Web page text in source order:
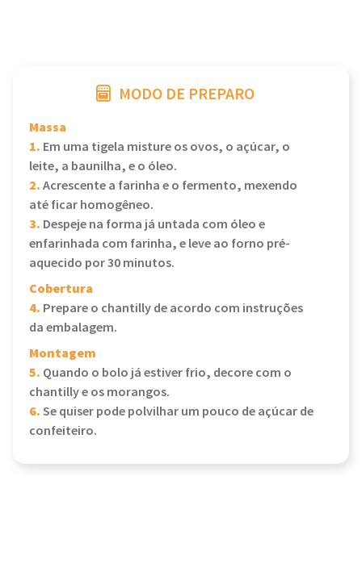
MODO DE PREPARO
Massa
1. Em uma tigela misture os ovos, o açúcar, o
leite, a baunilha, e o óleo.
2.Acrescente a farinha e o fermento, mexendo
até ficar homogêneo.
3. Despeje na forma já untada com óleo e
enfarinhada com farinha, e leve ao forno pré-
aquecido por 30 minutos.
Cobertura
4. Prepare o chantilly de acordo com instruções
da embalagem.
Montagem
5. Quando o bolo já estiver frio, decore com o
chantilly e os morangos.
6.Se quiser pode polvilhar um pouco de açúcar de
confeiteiro.